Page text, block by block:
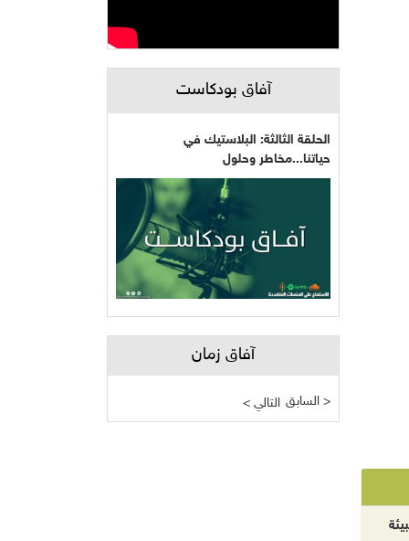
آفاق بودكاست
الحلقة الثالثة: البلاستيك في
حياتنا...مخاطر وحلول
آفاق زمان
< التالي السابق >